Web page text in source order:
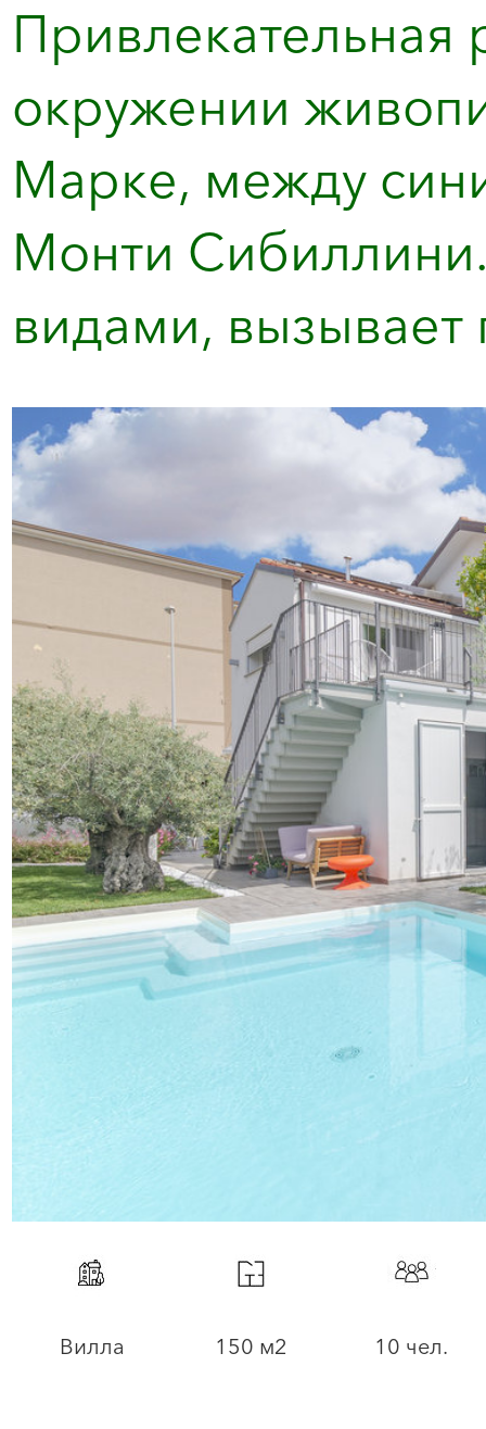
Привлекательная
окружении
Маркe, между
Монти
видами, вызывает
Вилла 150 м2 10 чел.